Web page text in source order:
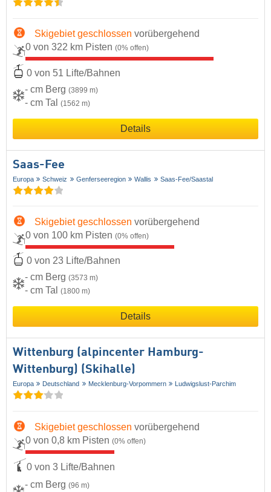
Skigebiet geschlossen vorübergehend
0 von 322 km Pisten (0% offen)
0 von 51 Lifte/Bahnen
- cm Berg (3899 m)
- cm Tal (1562 m)
Details
Saas-Fee
Europa Schweiz Genferseeregion Wallis Saas-Fee/​Saastal
Skigebiet geschlossen vorübergehend
0 von 100 km Pisten (0% offen)
0 von 23 Lifte/Bahnen
- cm Berg (3573 m)
- cm Tal (1800 m)
Details
Wittenburg (alpincenter Hamburg-
Wittenburg) (Skihalle)
Europa Deutschland Mecklenburg-Vorpommern Ludwigslust-Parchim
Skigebiet geschlossen vorübergehend
0 von 0,8 km Pisten (0% offen)
0 von 3 Lifte/Bahnen
- cm Berg (96 m)